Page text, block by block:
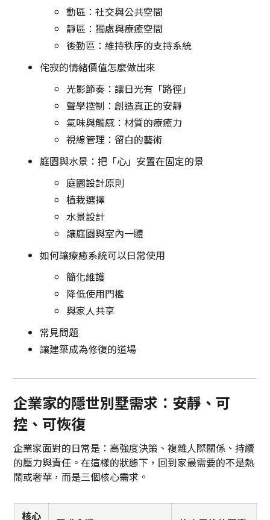
動區：社交與公共空間
靜區：獨處與療癒空間
後勤區：維持秩序的支持系統
侘寂的情緒價值怎麼做出來
光影節奏：讓日光有「路徑」
聲學控制：創造真正的安靜
氣味與觸感：材質的療癒力
視線管理：留白的藝術
庭園與水景：把「心」安置在固定的景
庭園設計原則
植栽選擇
水景設計
讓庭園與室內一體
如何讓療癒系統可以日常使用
簡化維護
降低使用門檻
與家人共享
常見問題
讓建築成為修復的道場
企業家的隱世別墅需求：安靜、可
控、可恢復
企業家面對的日常是：高強度決策、複雜人際關係、持續
的壓力與責任。在這樣的狀態下，回到家最需要的不是熱
鬧或奢華，而是三個核心需求。
核心